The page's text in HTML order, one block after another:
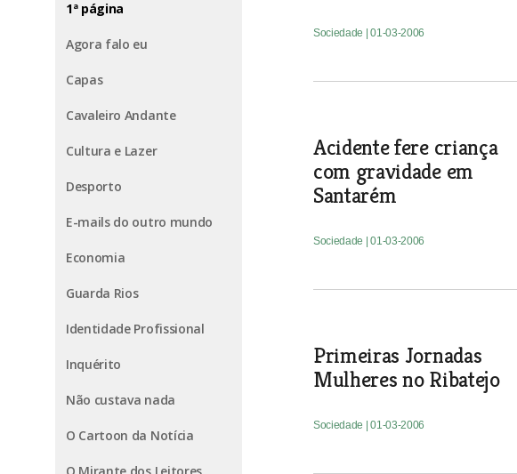
1ª página
Agora falo eu
Capas
Cavaleiro Andante
Cultura e Lazer
Desporto
E-mails do outro mundo
Economia
Guarda Rios
Identidade Profissional
Inquérito
Não custava nada
O Cartoon da Notícia
Sociedade | 01-03-2006
Acidente fere criança
com gravidade em
Santarém
Sociedade | 01-03-2006
Primeiras Jornadas
Mulheres no Ribatejo
Sociedade | 01-03-2006